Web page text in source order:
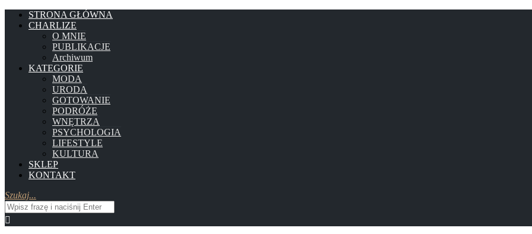
STRONA GŁÓWNA
CHARLIZE
O MNIE
PUBLIKACJE
Archiwum
KATEGORIE
MODA
URODA
GOTOWANIE
PODRÓŻE
WNĘTRZA
PSYCHOLOGIA
LIFESTYLE
KULTURA
SKLEP
KONTAKT
Szukaj...